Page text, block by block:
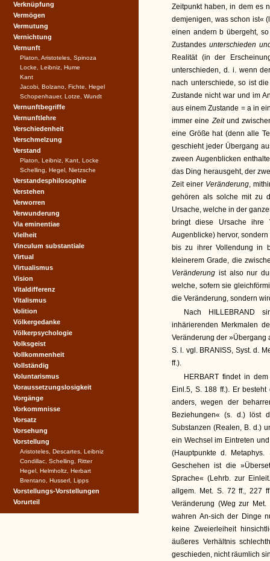
Zeitpunkt haben, in dem es
demjenigen, was schon ist«
einen andern b übergeht,
Zustandes unterschieden
Realität (in der
unterschieden, d. i. wenn
nach unterschiede, so ist
Zustande nicht war und im
aus einem Zustande = a in
immer eineZeit und
eine Größe hat (denn alle
geschieht jeder Übergang
zween Augenblicken
das Ding herausgeht, der
Zeit einer Veränderung,
gehören als solche mit zu
Ursache, welche in der
bringt diese Ursache ihre
Augenblicke) hervor,
bis zu ihrer Vollendung in
kleinerem Grade, die
Veränderung ist also nur
welche, sofern sie
die Veränderung, sondern
Nach HILLEBRAND
inhärierenden Merkmalen
Veränderung der »Übergang
S. l. vgl. BRANISS, Syst. d.
ff.).
HERBART findet in
Einl.5, S. 188 ff.). Er
anders, wegen der
Beziehungen« (s. d.) löst
Substanzen (Realen, B. d.)
ein Wechsel im Eintreten
(Hauptpunkte d.
Geschehen ist die
Sprache« (Lehrb. zur
allgem. Met. S. 72 ff., 227
Veränderung (Weg zur
wahren An-sich der Dinge
keine Zweierleiheit
äußeres Verhältnis
geschieden, nicht räumlich
Verknüpfung
Vermögen
Vermutung
Vernichtung
Vernunft
Platon, Aristoteles, Spinoza
Locke, Leibniz, Hume
Kant
Jacobi, Bolzano, Fichte, Hegel
Schopenhauer, Lotze, Wundt
Vernunftbegriffe
Vernunftlehre
Verschiedenheit
Verschmelzung
Verstand
Platon, Leibniz, Kant, Locke
Schelling, Hegel, Nietzsche
Verstandesphilosophie
Verstehen
Verworren
Verwunderung
Via eminentiae
Vielheit
Vinculum substantiale
Virtual
Virtualismus
Vision
Vitaldifferenz
Vitalismus
Volition
Völkergedanke
Völkerpsychologie
Volksgeist
Vollkommenheit
Vollständig
Voluntarismus
Voraussetzungslosigkeit
Vorgänge
Vorkommnisse
Vorsatz
Vorsehung
Vorstellung
Aristoteles, Descartes, Leibniz
Condillac, Schelling, Ritter
Hegel, Helmholtz, Herbart
Brentano, Husserl, Lipps
Vorstellungs-Vorstellungen
Vorurteil